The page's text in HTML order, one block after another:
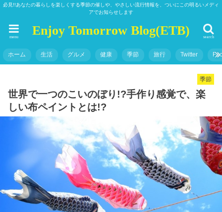
必見!!あなたの暮らしを楽しくする季節の催しや、やさしい流行情報を、ついにこの明るいメディ
アでお知らせします
Enjoy Tomorrow Blog(ETB) search
menu
ホーム 生活 グルメ 健康 季節 旅行 Twitter
季節
世界で一つのこいのぼり!?手作り感覚で、楽
しい布ペイントとは!?